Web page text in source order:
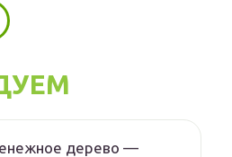
дерево —